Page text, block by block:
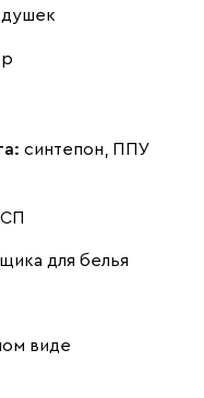
1429
синтепон, ППУ
для белья
виде